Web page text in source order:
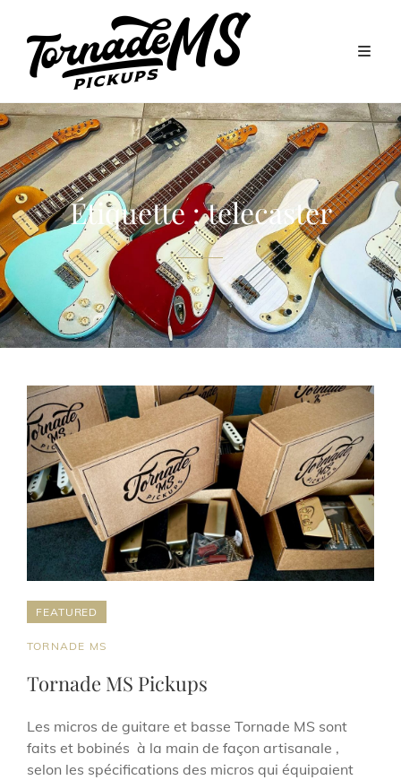
Étiquette :telecaster
FEATURED
CAT
TORNADE MS
Tornade MS Pickups
Les micros de guitare et basse Tornade MS sont
faits et bobinés à la main de façon artisanale ,
selon les spécifications des micros qui équipaient